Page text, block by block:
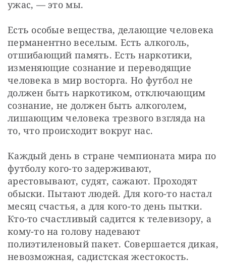
ужас, — это мы.
Есть особые вещества, делающие человека
перманентно веселым. Есть алкоголь,
отшибающий память. Есть наркотики,
изменяющие сознание и переводящие
человека в мир восторга. Но футбол не
должен быть наркотиком, отключающим
сознание, не должен быть алкоголем,
лишающим человека трезвого взгляда на
то, что происходит вокруг нас.
Каждый день в стране чемпионата мира по
футболу кого-то задерживают,
арестовывают, судят, сажают. Проходят
обыски. Пытают людей. Для кого-то настал
месяц счастья, а для кого-то день пытки.
Кто-то счастливый садится к телевизору, а
кому-то на голову надевают
полиэтиленовый пакет. Совершается дикая,
невозможная, садистская жестокость.